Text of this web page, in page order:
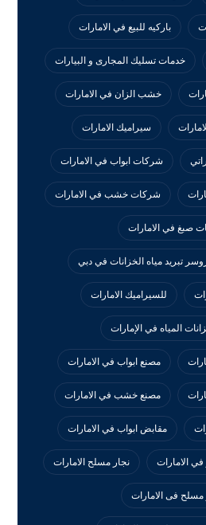
باركيه للبيع في الامارات
خدمات تسليك المجارى و البيارات
خشب الزان في الامارات
سيراميك الامارات
شركات ابواب في الامارات
شركات خشب في الامارات
صبغ في الامارات
تبريد مياه الخزانات في دبي
للسيراميك الامارات
المياه في الإمارات
مصنع ابواب في الامارات
مصنع خشب في الامارات
مقابض ابواب في الامارات
في الامارات نجار مسلح الامارات
مسلح فى الامارات